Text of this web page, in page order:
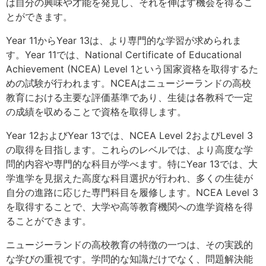
とができます。
Year 11からYear 13は、より専門的な学習が求められま
す。Year 11では、National Certificate of Educational
Achievement (NCEA) Level 1という国家資格を取得するた
めの試験が行われます。NCEAはニュージーランドの高校
教育における主要な評価基準であり、生徒は各教科で一定
の成績を収めることで資格を取得します。
Year 12およびYear 13では、NCEA Level 2およびLevel 3
の取得を目指します。これらのレベルでは、より高度な学
問的内容や専門的な科目が学べます。特にYear 13では、大
学進学を見据えた高度な科目選択が行われ、多くの生徒が
自分の進路に応じた専門科目を履修します。NCEA Level 3
を取得することで、大学や高等教育機関への進学資格を得
ることができます。
ニュージーランドの高校教育の特徴の一つは、その実践的
な学びの重視です。学問的な知識だけでなく、問題解決能